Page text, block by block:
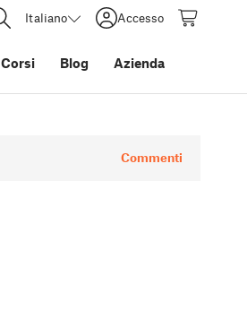
Italiano Accesso
Corsi Blog Azienda
Commenti